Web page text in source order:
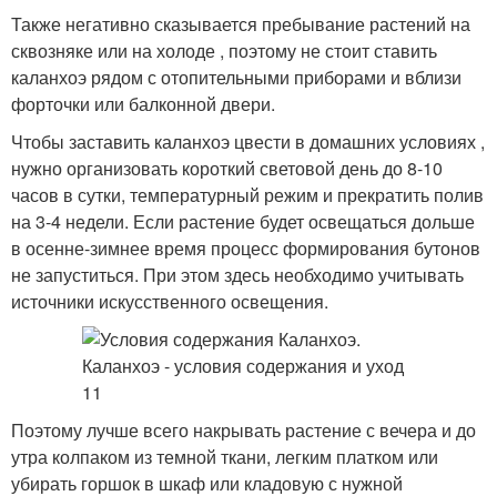
Также негативно сказывается пребывание растений на
сквозняке или на холоде , поэтому не стоит ставить
каланхоэ рядом с отопительными приборами и вблизи
форточки или балконной двери.
Чтобы заставить каланхоэ цвести в домашних условиях ,
нужно организовать короткий световой день до 8-10
часов в сутки, температурный режим и прекратить полив
на 3-4 недели. Если растение будет освещаться дольше
в осенне-зимнее время процесс формирования бутонов
не запуститься. При этом здесь необходимо учитывать
источники искусственного освещения.
Поэтому лучше всего накрывать растение с вечера и до
утра колпаком из темной ткани, легким платком или
убирать горшок в шкаф или кладовую с нужной